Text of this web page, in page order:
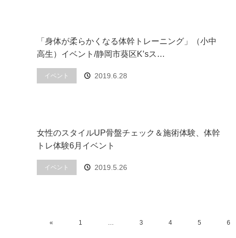
「身体が柔らかくなる体幹トレーニング」（小中
高生）イベント/静岡市葵区K’sス…
イベント 2019.6.28
女性のスタイルUP骨盤チェック＆施術体験、体幹
トレ体験6月イベント
イベント 2019.5.26
« 1 … 3 4 5 6